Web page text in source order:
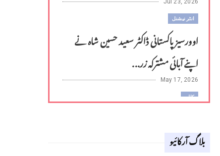
Jul 23, 2026
انٹر نیشنل
اوورسیز پاکستانی ڈاکٹر سعید حسین شاہ نے
اپنے آبائی مشترکہ زر...
May 17, 2026
کالم
Apr 18, 2026
بلاگ آرکائیو